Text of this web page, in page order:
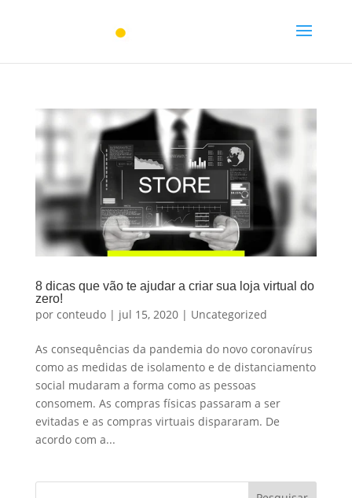
8 dicas que vão te ajudar a criar sua loja virtual do
zero!
por conteudo| jul 15, 2020| Uncategorized
As consequências da pandemia do novo coronavírus
como as medidas de isolamento e de distanciamento
social mudaram a forma como as pessoas
consomem. As compras físicas passaram a ser
evitadas e as compras virtuais dispararam. De
acordo com a...